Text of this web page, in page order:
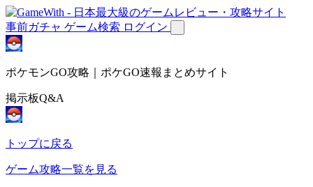
事前ガチャ ゲーム検索 ログイン
ポケモンGO攻略｜ポケGO速報まとめサイト
掲示板Q&A
トップに戻る
ゲーム攻略一覧を見る